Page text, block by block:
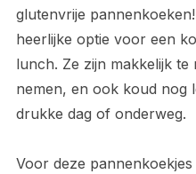
glutenvrije
heerlijke optie voor een
lunch. Ze zijn makkelijk te
nemen, en ook koud nog
drukke dag of onderweg.
Voor deze